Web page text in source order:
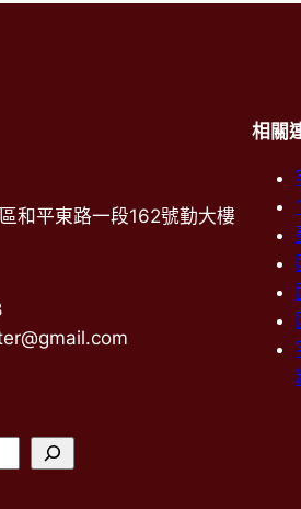
和平東路一段162號勤大樓
相關